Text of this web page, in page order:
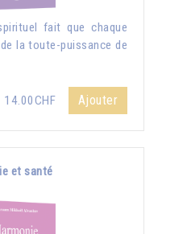
fait que chaque
la toute-puissance de
14.00CHF Ajouter
et santé